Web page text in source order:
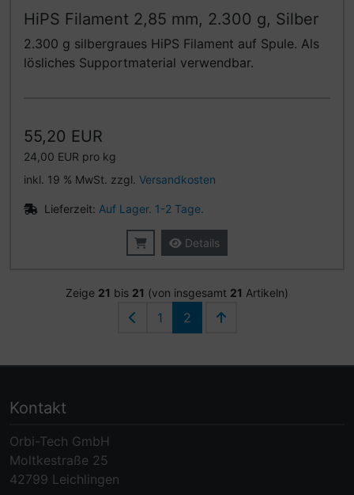
HiPS Filament 2,85 mm, 2.300 g, Silber
2.300 g silbergraues HiPS Filament auf Spule. Als
lösliches Supportmaterial verwendbar.
55,20 EUR
24,00 EUR pro kg
inkl. 19 % MwSt. zzgl. Versandkosten
Lieferzeit: Auf Lager. 1-2 Tage.
Details
Zeige 21 bis 21 (von insgesamt 21 Artikeln)
1 2
Kontakt
Orbi-Tech GmbH
Moltkestraße 25
42799 Leichlingen